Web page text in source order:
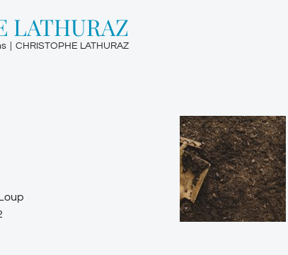
LATHURAZ
CHRISTOPHE LATHURAZ